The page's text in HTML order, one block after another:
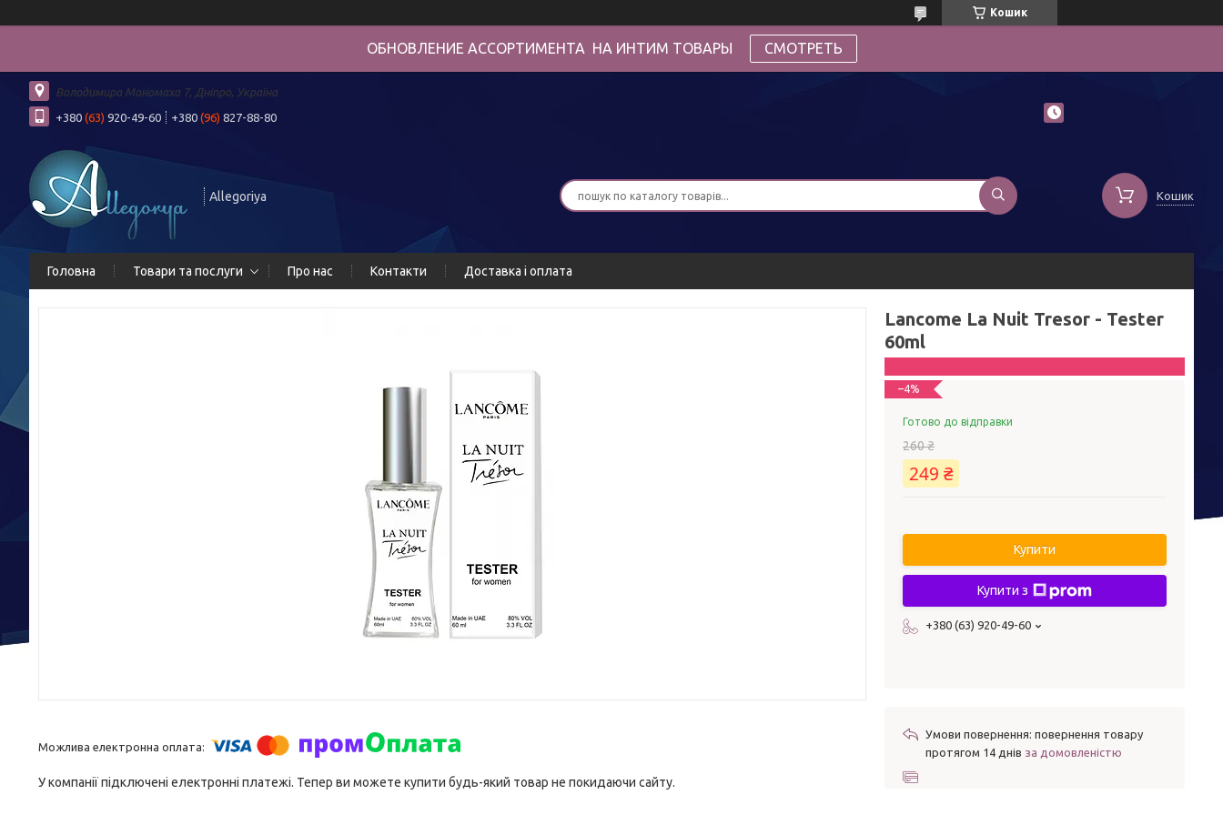
Кошик
ОБНОВЛЕНИЕ АССОРТИМЕНТА НА ИНТИМ ТОВАРЫ СМОТРЕТЬ
Володимира Мономаха 7, Дніпро, Україна
+380 (63) 920-49-60 +380 (96) 827-88-80
Allegoriya Кошик
Головна Товари та послуги Про нас Контакти Доставка і оплата
У компанії підключені електронні платежі. Тепер ви можете купити будь-який товар не покидаючи сайту.
Lancome La Nuit Tresor - Tester
60ml
–4%
Готово до відправки
260 ₴
249 ₴
Купити
Купити з
+380 (63) 920-49-60
повернення товару
протягом 14 днів за домовленістю